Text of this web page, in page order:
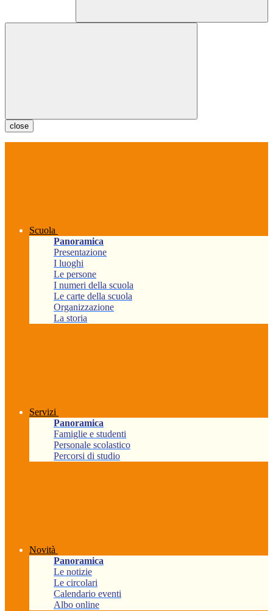
close
Scuola
Panoramica
Presentazione
I luoghi
Le persone
I numeri della scuola
Le carte della scuola
Organizzazione
La storia
Servizi
Panoramica
Famiglie e studenti
Personale scolastico
Percorsi di studio
Novità
Panoramica
Le notizie
Le circolari
Calendario eventi
Albo online